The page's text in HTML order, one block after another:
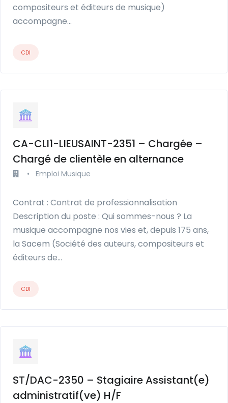
compositeurs et éditeurs de musique)
accompagne…
CDI
CA-CLI1-LIEUSAINT-2351 – Chargée –
Chargé de clientèle en alternance
• Emploi Musique
Contrat : Contrat de professionnalisation
Description du poste : Qui sommes-nous ? La
musique accompagne nos vies et, depuis 175 ans,
la Sacem (Société des auteurs, compositeurs et
éditeurs de…
CDI
ST/DAC-2350 – Stagiaire Assistant(e)
administratif(ve) H/F